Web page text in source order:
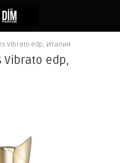
Vibrato edp, Италия
Vibrato edp,